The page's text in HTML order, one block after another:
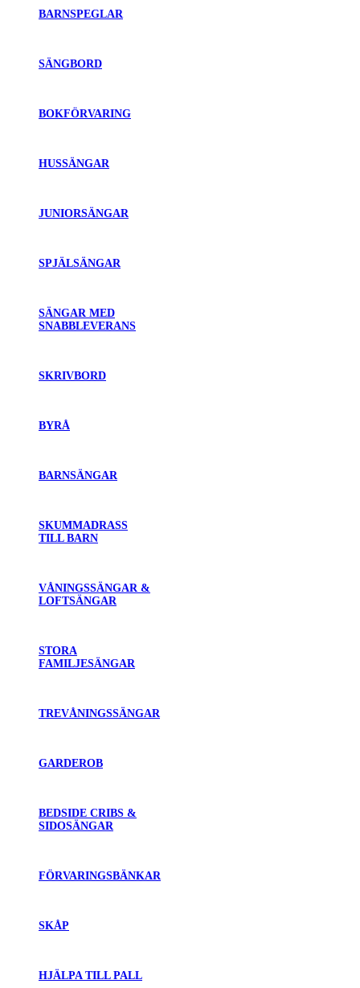
BARNSPEGLAR
SÄNGBORD
BOKFÖRVARING
HUSSÄNGAR
JUNIORSÄNGAR
SPJÄLSÄNGAR
SÄNGAR MED
SNABBLEVERANS
SKRIVBORD
BYRÅ
BARNSÄNGAR
SKUMMADRASS
TILL BARN
VÅNINGSSÄNGAR &
LOFTSÄNGAR
STORA
FAMILJESÄNGAR
TREVÅNINGSSÄNGAR
GARDEROB
BEDSIDE CRIBS &
SIDOSÄNGAR
FÖRVARINGSBÄNKAR
SKÅP
HJÄLPA TILL PALL